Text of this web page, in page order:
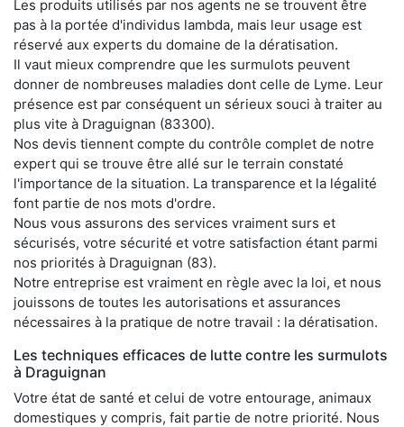
Les produits utilisés par nos agents ne se trouvent être
pas à la portée d'individus lambda, mais leur usage est
réservé aux experts du domaine de la dératisation.
Il vaut mieux comprendre que les surmulots peuvent
donner de nombreuses maladies dont celle de Lyme. Leur
présence est par conséquent un sérieux souci à traiter au
plus vite à Draguignan (83300).
Nos devis tiennent compte du contrôle complet de notre
expert qui se trouve être allé sur le terrain constaté
l'importance de la situation. La transparence et la légalité
font partie de nos mots d'ordre.
Nous vous assurons des services vraiment surs et
sécurisés, votre sécurité et votre satisfaction étant parmi
nos priorités à Draguignan (83).
Notre entreprise est vraiment en règle avec la loi, et nous
jouissons de toutes les autorisations et assurances
nécessaires à la pratique de notre travail : la dératisation.
Les techniques efficaces de lutte contre les surmulots
à Draguignan
Votre état de santé et celui de votre entourage, animaux
domestiques y compris, fait partie de notre priorité. Nous